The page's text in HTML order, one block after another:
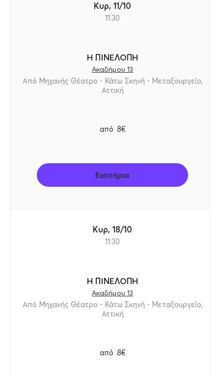
Κυρ, 11/10
11:30
Η ΠΙΝΕΛΟΠΗ
Ακαδήμου 13
Από Μηχανής Θέατρο - Κάτω Σκηνή - Μεταξουργείο,
Αττική
από 8€
Εισιτήρια
Κυρ, 18/10
11:30
Η ΠΙΝΕΛΟΠΗ
Ακαδήμου 13
Από Μηχανής Θέατρο - Κάτω Σκηνή - Μεταξουργείο,
Αττική
από 8€